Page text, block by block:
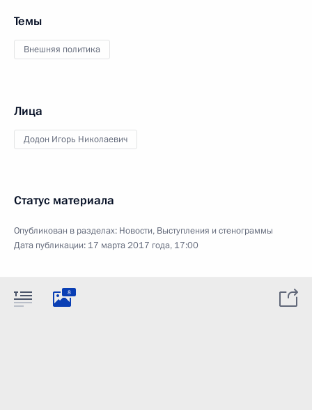
Темы
Внешняя политика
Лица
Додон Игорь Николаевич
Статус материала
Опубликован в разделах: Новости, Выступления и стенограммы
Дата публикации: 17 марта 2017 года, 17:00
8